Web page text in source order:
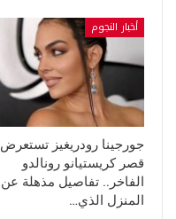
أخبار النجوم
جورجينا رودريغيز تستعرض
قصر كريستيانو رونالدو
الفاخر.. تفاصيل مذهلة عن
المنزل الذي…